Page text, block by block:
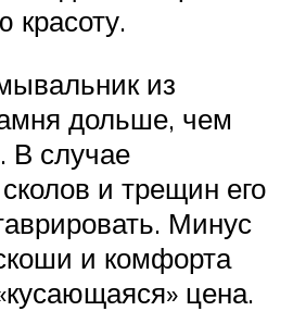
красоту.
из
дольше, чем
В случае
и трещин его
Минус
и комфорта
цена.